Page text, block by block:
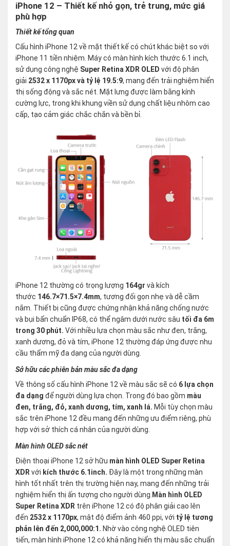
iPhone 12 – Thiết kế nhỏ gọn, trẻ trung, mức giá
phù hợp
Thiết kế tổng quan
Cấu hình iPhone 12 về mặt thiết kế có chút khác biệt so với
iPhone 11 tiền nhiệm. Máy có màn hình kích thước 6.1 inch,
sử dụng công nghệ Super Retina XDR OLED với độ phân
giải 2532 x 1170px và tỷ lệ 19.5:9, mang đến trải nghiệm hiển
thị sống động và sắc nét. Mặt lưng được làm bằng kính
cường lực, trong khi khung viền sử dụng chất liệu nhôm cao
cấp, tạo cảm giác chắc chắn và bền bỉ.
iPhone 12 thường có trọng lượng 164gr và kích
thước 146.7×71.5×7.4mm, tương đối gọn nhẹ và dễ cầm
nắm. Thiết bị cũng được chứng nhận khả năng chống nước
và bụi bẩn chuẩn IP68, có thể ngâm dưới nước sâu tối đa 6m
trong 30 phút. Với nhiều lựa chọn màu sắc như đen, trắng,
xanh dương, đỏ và tím, iPhone 12 thường đáp ứng được nhu
cầu thẩm mỹ đa dạng của người dùng.
Sở hữu các phiên bản màu sắc đa dạng
Về thông số cấu hình iPhone 12 về màu sắc sẽ có 6 lựa chọn
đa dạng để người dùng lựa chọn. Trong đó bao gồm màu
đen, trắng, đỏ, xanh dương, tím, xanh lá. Mỗi tùy chọn màu
sắc trên iPhone 12 đều mang đến những ưu điểm riêng, phù
hợp với sở thích cá nhân của người dùng.
Màn hình OLED sắc nét
Điện thoại iPhone 12 sở hữu màn hình OLED Super Retina
XDRvới kích thước 6.1inch. Đây là một trong những màn
hình tốt nhất trên thị trường hiện nay, mang đến những trải
nghiệm hiển thị ấn tượng cho người dùng. Màn hình OLED
Super Retina XDR trên iPhone 12 có độ phân giải cao lên
đến 2532 x 1170px, mật độ điểm ảnh 460 ppi, với tỷ lệ tương
phản lên đến 2,000,000:1. Nhờ vào công nghệ OLED tiên
tiến, màn hình iPhone 12 có khả năng hiển thị màu sắc chuẩn